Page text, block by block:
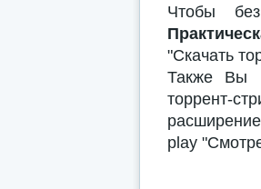
Чтобы
"Скачать
Также Вы
торрент-
play